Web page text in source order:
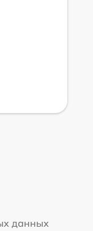
данных